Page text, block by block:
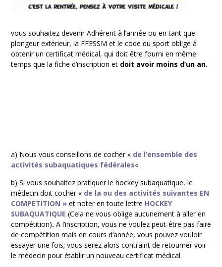
vous souhaitez devenir Adhérent à l’année ou en tant que
plongeur extérieur, la FFESSM et le code du sport oblige à
obtenir un certificat médical, qui doit être fourni en même
temps que la fiche d’inscription et doit avoir moins d’un an.
a) Nous vous conseillons de cocher« de l’ensemble des
activités subaquatiques fédérales« .
b) Si vous souhaitez pratiquer le hockey subaquatique, le
médecin doit cocher« de la ou des activités suivantes EN
COMPETITION » et noter en toute lettre HOCKEY
SUBAQUATIQUE (Cela ne vous oblige aucunement à aller en
compétition). A l’inscription, vous ne voulez peut-être pas faire
de compétition mais en cours d’année, vous pouvez vouloir
essayer une fois; vous serez alors contraint de retourner voir
le médecin pour établir un nouveau certificat médical.